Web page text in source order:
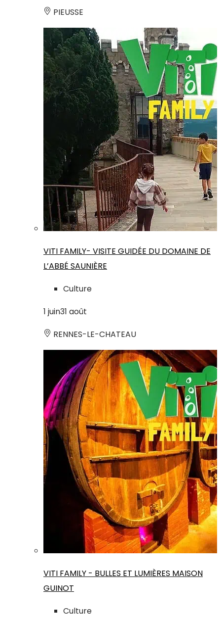
PIEUSSE
VITI FAMILY- VISITE GUIDÉE DU DOMAINE DE
L’ABBÉ SAUNIÈRE
Culture
1 juin31 août
RENNES-LE-CHATEAU
VITI FAMILY - BULLES ET LUMIÈRES MAISON
GUINOT
Culture